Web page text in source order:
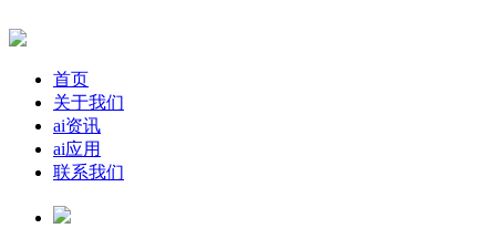
首页
关于我们
ai资讯
ai应用
联系我们